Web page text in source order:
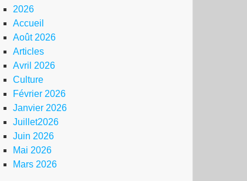
2026
Accueil
Août 2026
Articles
Avril 2026
Culture
Février 2026
Janvier 2026
Juillet2026
Juin 2026
Mai 2026
Mars 2026